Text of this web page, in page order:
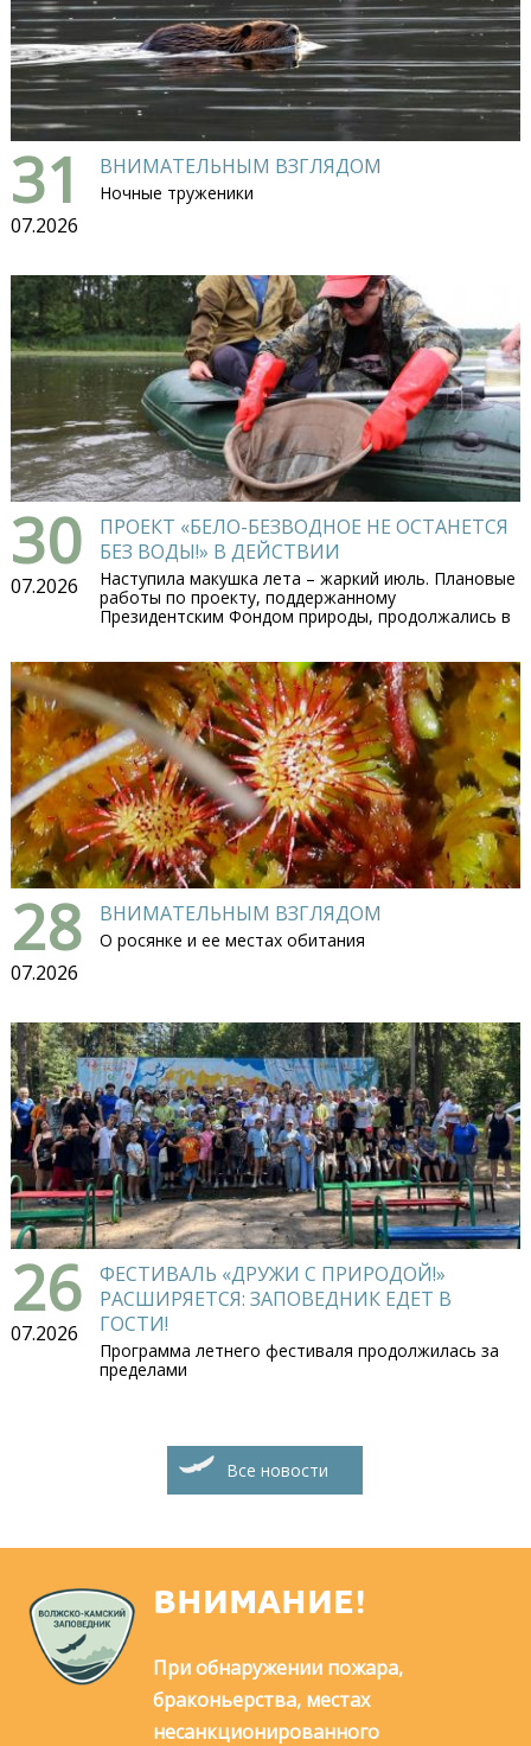
31
07.2026
ВНИМАТЕЛЬНЫМ ВЗГЛЯДОМ
Ночные труженики
30
07.2026
ПРОЕКТ «БЕЛО-БЕЗВОДНОЕ НЕ ОСТАНЕТСЯ
БЕЗ ВОДЫ!» В ДЕЙСТВИИ
Наступила макушка лета – жаркий июль. Плановые
работы по проекту, поддержанному
Президентским Фондом природы, продолжались в
28
07.2026
ВНИМАТЕЛЬНЫМ ВЗГЛЯДОМ
О росянке и ее местах обитания
26
07.2026
ФЕСТИВАЛЬ «ДРУЖИ С ПРИРОДОЙ!»
РАСШИРЯЕТСЯ: ЗАПОВЕДНИК ЕДЕТ В
ГОСТИ!
Программа летнего фестиваля продолжилась за
пределами
Все новости
ВНИМАНИЕ!
При обнаружении пожара,
браконьерства, местах
несанкционированного